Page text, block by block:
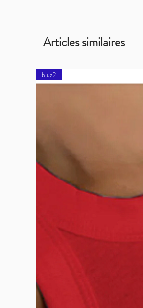
Articles similaires
bluz2